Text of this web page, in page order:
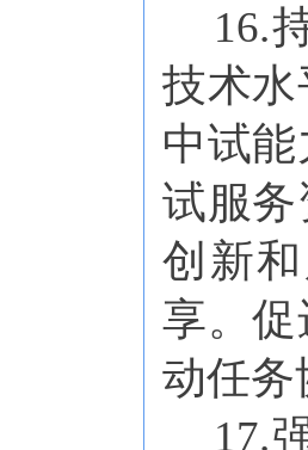
16.
技术
中试
试服
创新
享。
动任务
17.